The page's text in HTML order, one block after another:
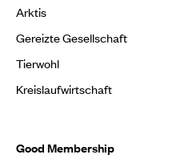
Arktis
Gereizte Gesellschaft
Tierwohl
Kreislaufwirtschaft
Good Membership